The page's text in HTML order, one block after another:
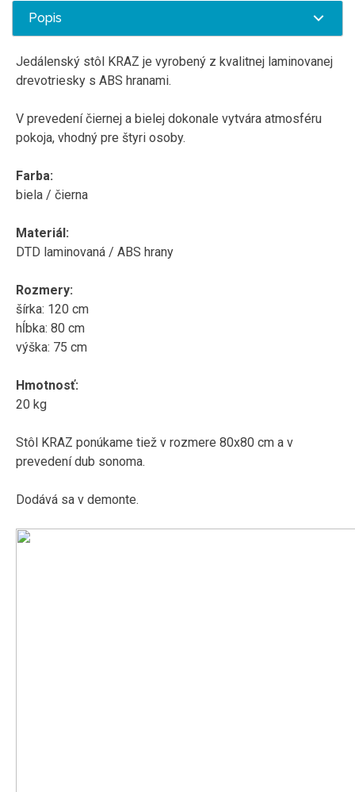
Popis
Jedálenský stôl KRAZ je vyrobený z kvalitnej laminovanej
drevotriesky s ABS hranami.
V prevedení čiernej a bielej dokonale vytvára atmosféru
pokoja, vhodný pre štyri osoby.
Farba:
biela / čierna
Materiál:
DTD laminovaná / ABS hrany
Rozmery:
šírka: 120 cm
hĺbka: 80 cm
výška: 75 cm
Hmotnosť:
20 kg
Stôl KRAZ ponúkame tiež v rozmere 80x80 cm a v
prevedení dub sonoma.
Dodává sa v demonte.